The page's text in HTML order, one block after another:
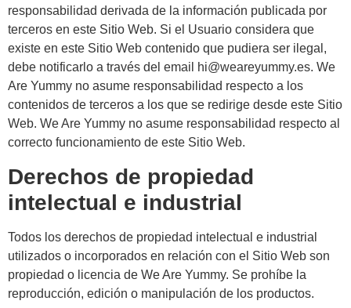
responsabilidad derivada de la información publicada por
terceros en este Sitio Web. Si el Usuario considera que
existe en este Sitio Web contenido que pudiera ser ilegal,
debe notificarlo a través del email hi@weareyummy.es. We
Are Yummy no asume responsabilidad respecto a los
contenidos de terceros a los que se redirige desde este Sitio
Web. We Are Yummy no asume responsabilidad respecto al
correcto funcionamiento de este Sitio Web.
Derechos de propiedad
intelectual e industrial
Todos los derechos de propiedad intelectual e industrial
utilizados o incorporados en relación con el Sitio Web son
propiedad o licencia de We Are Yummy. Se prohíbe la
reproducción, edición o manipulación de los productos.